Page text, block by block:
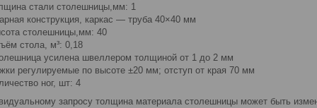
стали столешницы,мм: 1
конструкция, каркас — труба 40×40 мм
столешницы,мм: 40
стола, м³: 0,18
усилена швеллером толщиной от 1 до 2 мм
регулируемые по высоте ±20 мм; отступ от края 70 мм
ног, шт: 4
запросу толщина материала столешницы может быть